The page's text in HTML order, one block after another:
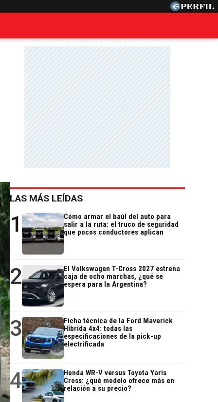
LAS MÁS LEÍDAS
1
Cómo armar el baúl del auto para
salir a la ruta: el truco de seguridad
que pocos conductores aplican
2
El Volkswagen T-Cross 2027 estrena
caja de ocho marchas, ¿qué se
espera para la Argentina?
3
Ficha técnica de la Ford Maverick
Híbrida 4x4: todas las
especificaciones de la pick-up
electrificada
4
Honda WR-V versus Toyota Yaris
Cross: ¿qué modelo ofrece más en
relación a su precio?